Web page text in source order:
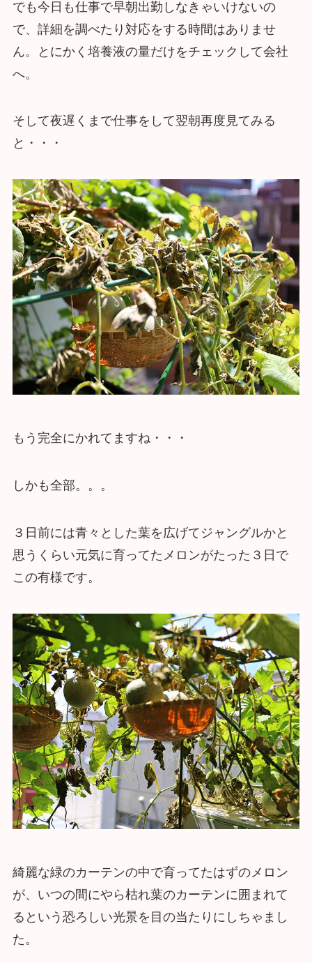
でも今日も仕事で早朝出勤しなきゃいけないの
で、詳細を調べたり対応をする時間はありませ
ん。とにかく培養液の量だけをチェックして会社
へ。
そして夜遅くまで仕事をして翌朝再度見てみる
と・・・
もう完全にかれてますね・・・
しかも全部。。。
３日前には青々とした葉を広げてジャングルかと
思うくらい元気に育ってたメロンがたった３日で
この有様です。
綺麗な緑のカーテンの中で育ってたはずのメロン
が、いつの間にやら枯れ葉のカーテンに囲まれて
るという恐ろしい光景を目の当たりにしちゃまし
た。